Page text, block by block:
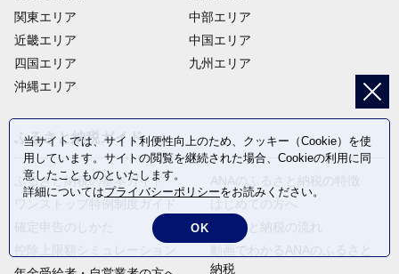
関東エリア
近畿エリア
四国エリア
沖縄エリア
中部エリア
中国エリア
九州エリア
ふるさと納税ガイド
ふるさと納税の基本ガイド
ふるさと納税の流れ
納税
当サイトでは、サイト利便性向上のため、クッキー（Cookie）を使
用しています。サイトの閲覧を継続された場合、Cookieの利用に同
意したことものといたします。
詳細についてはプライバシーポリシーをお読みください。
OK